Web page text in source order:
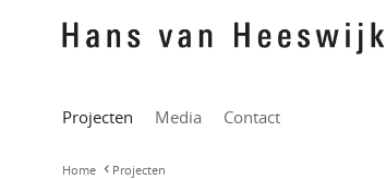
Projecten Media Contact
Home Projecten